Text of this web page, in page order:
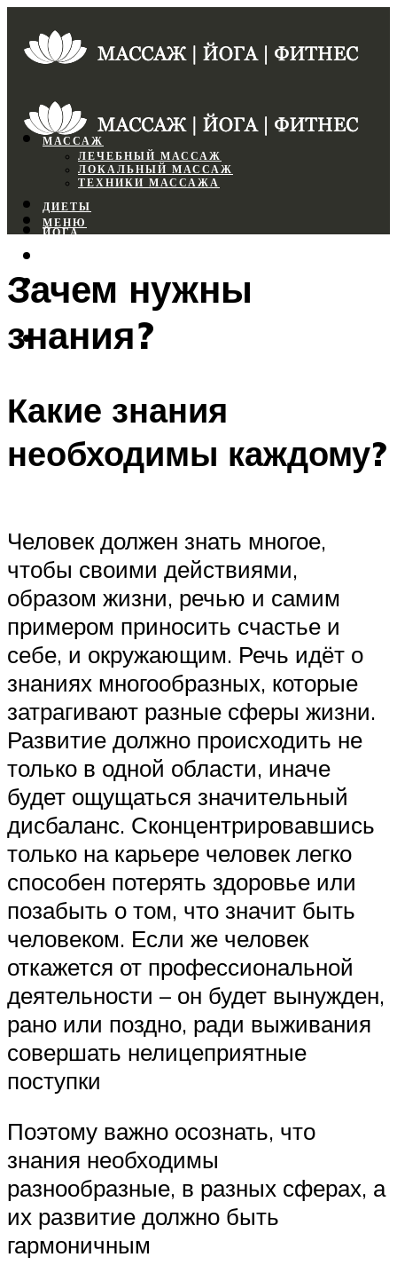
МАССАЖ
ЛЕЧЕБНЫЙ МАССАЖ
ЛОКАЛЬНЫЙ МАССАЖ
ТЕХНИКИ МАССАЖА
ДИЕТЫ
ЙОГА
ФИТНЕС
МЕНЮ
МЕНЮ
Зачем нужны
знания?
Какие знания
необходимы каждому?
Человек должен знать многое,
чтобы своими действиями,
образом жизни, речью и самим
примером приносить счастье и
себе, и окружающим. Речь идёт о
знаниях многообразных, которые
затрагивают разные сферы жизни.
Развитие должно происходить не
только в одной области, иначе
будет ощущаться значительный
дисбаланс. Сконцентрировавшись
только на карьере человек легко
способен потерять здоровье или
позабыть о том, что значит быть
человеком. Если же человек
откажется от профессиональной
деятельности – он будет вынужден,
рано или поздно, ради выживания
совершать нелицеприятные
поступки
Поэтому важно осознать, что
знания необходимы
разнообразные, в разных сферах, а
их развитие должно быть
гармоничным